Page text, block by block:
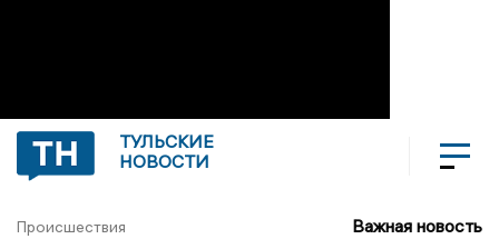
ТУЛЬСКИЕ
НОВОСТИ
Происшествия Важная новость